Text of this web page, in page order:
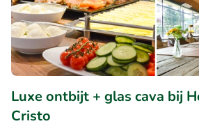
Luxe ontbijt + glas cava bij
Cristo